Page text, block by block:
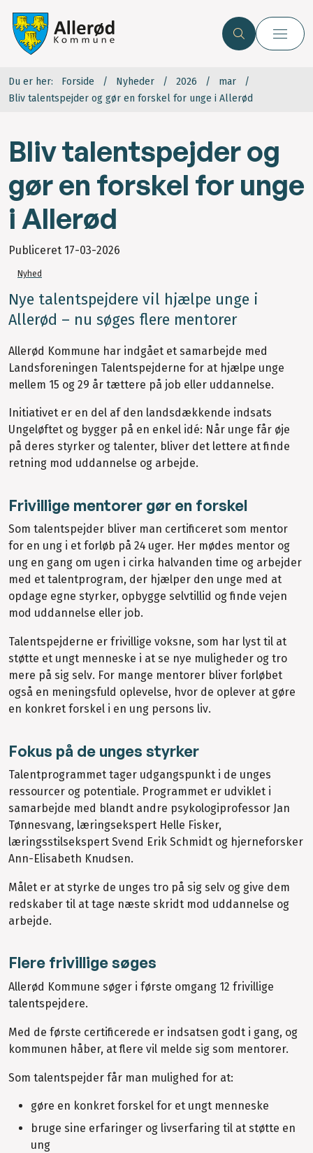
Du er her: Forside Nyheder 2026
mar
Bliv talentspejder og gør en forskel for unge i Allerød
Bliv talentspejder og
gør en forskel for unge
i Allerød
Publiceret 17-03-2026
Nyhed
Nye talentspejdere vil hjælpe unge i
Allerød – nu søges flere mentorer
Allerød Kommune har indgået et samarbejde med
Landsforeningen Talentspejderne for at hjælpe unge
mellem 15 og 29 år tættere på job eller uddannelse.
Initiativet er en del af den landsdækkende indsats
Ungeløftet og bygger på en enkel idé: Når unge får øje
på deres styrker og talenter, bliver det lettere at finde
retning mod uddannelse og arbejde.
Frivillige mentorer gør en forskel
Som talentspejder bliver man certificeret som mentor
for en ung i et forløb på 24 uger. Her mødes mentor og
ung en gang om ugen i cirka halvanden time og arbejder
med et talentprogram, der hjælper den unge med at
opdage egne styrker, opbygge selvtillid og finde vejen
mod uddannelse eller job.
Talentspejderne er frivillige voksne, som har lyst til at
støtte et ungt menneske i at se nye muligheder og tro
mere på sig selv. For mange mentorer bliver forløbet
også en meningsfuld oplevelse, hvor de oplever at gøre
en konkret forskel i en ung persons liv.
Fokus på de unges styrker
Talentprogrammet tager udgangspunkt i de unges
ressourcer og potentiale. Programmet er udviklet i
samarbejde med blandt andre psykologiprofessor Jan
Tønnesvang, læringsekspert Helle Fisker,
læringsstilsekspert Svend Erik Schmidt og hjerneforsker
Ann-Elisabeth Knudsen.
Målet er at styrke de unges tro på sig selv og give dem
redskaber til at tage næste skridt mod uddannelse og
arbejde.
Flere frivillige søges
Allerød Kommune søger i første omgang 12 frivillige
talentspejdere.
Med de første certificerede er indsatsen godt i gang, og
kommunen håber, at flere vil melde sig som mentorer.
Som talentspejder får man mulighed for at:
gøre en konkret forskel for et ungt menneske
bruge sine erfaringer og livserfaring til at støtte en
ung